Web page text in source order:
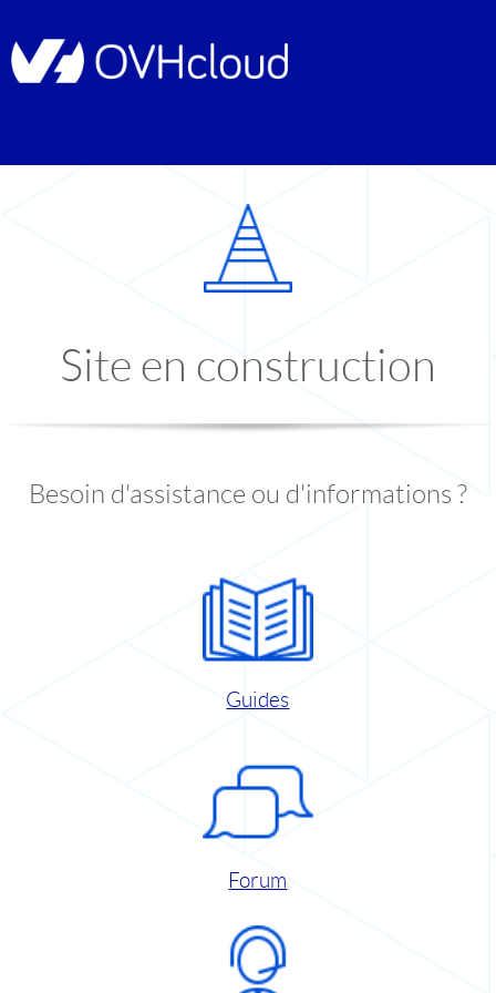
Site en construction
Besoin d'assistance ou d'informations ?
Guides
Forum